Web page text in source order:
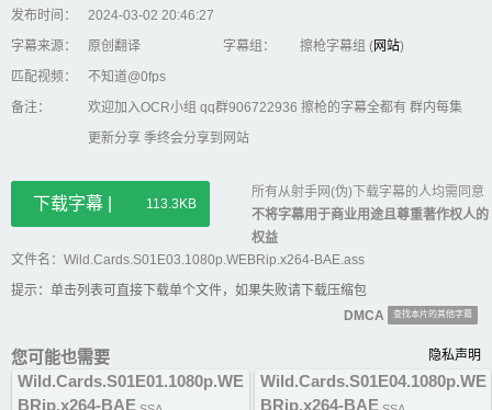
发布时间：
2024-03-02 20:46:27
字幕来源：
原创翻译 字幕组： 擦枪字幕组 (网站)
匹配视频：
不知道@0fps
备注：
欢迎加入OCR小组 qq群906722936 擦枪的字幕全都有 群内每集
更新分享 季终会分享到网站
下载字幕 | 113.3KB
所有从射手网(伪)下载字幕的人均需同意
不将字幕用于商业用途且尊重著作权人的
权益
文件名：Wild.Cards.S01E03.1080p.WEBRip.x264-BAE.ass
提示：单击列表可直接下载单个文件，如果失败请下载压缩包
DMCA
查找本片的其他字幕
您可能也需要 隐私声明
Wild.Cards.S01E01.1080p.WE
BRip.x264-BAE
Wild.Cards.S01E04.1080p.WE
BRip.x264-BAE